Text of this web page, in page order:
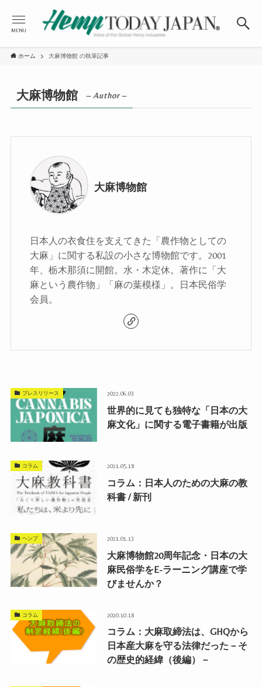
MENU
ホーム 大麻博物館 の執筆記事
大麻博物館 – Author –
大麻博物館
日本人の衣食住を支えてきた「農作物としての
大麻」に関する私設の小さな博物館です。2001
年、栃木那須に開館。水・木定休。著作に「大
麻という農作物」「麻の葉模様」。日本民俗学
会員。
プレスリリース
世界的に見ても独特な「日本の大
麻文化」に関する電子書籍が出版
2022.06.03
コラム
コラム：日本人のための大麻の教
科書 / 新刊
2021.05.18
ヘンプ
大麻博物館20周年記念・日本の大
麻民俗学をE-ラーニング講座で学
びませんか？
2021.01.13
コラム
コラム：大麻取締法は、GHQから
日本産大麻を守る法律だった－そ
の歴史的経緯（後編）－
2020.10.18